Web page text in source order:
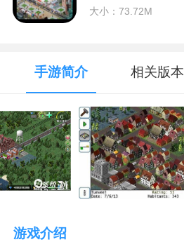
大小：73.72M
手游简介 相关版本
游戏介绍